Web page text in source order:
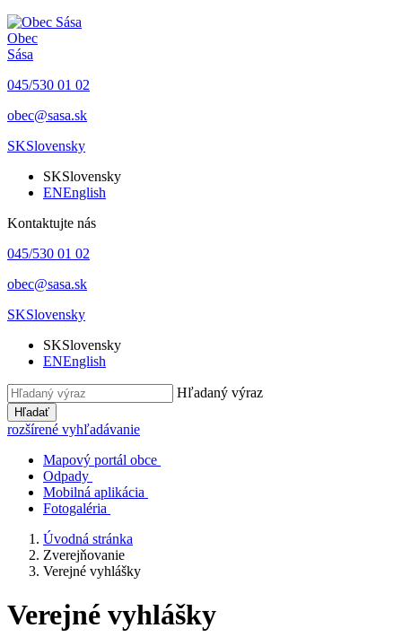
Obec
Sása
045/530 01 02
obec@sasa.sk
SKSlovensky
SKSlovensky
ENEnglish
Kontaktujte nás
045/530 01 02
obec@sasa.sk
SKSlovensky
SKSlovensky
ENEnglish
Hľadaný výraz
Hľadať
rozšírené vyhľadávanie
Mapový portál obce
Odpady
Mobilná aplikácia
Fotogaléria
Úvodná stránka
Zverejňovanie
Verejné vyhlášky
Verejné vyhlášky